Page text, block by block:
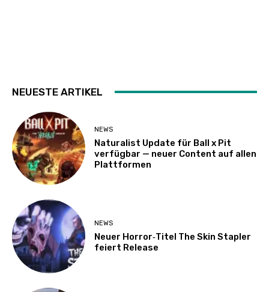
NEUESTE ARTIKEL
NEWS
Naturalist Update für Ball x Pit
verfügbar — neuer Content auf allen
Plattformen
NEWS
Neuer Horror‑Titel The Skin Stapler
feiert Release